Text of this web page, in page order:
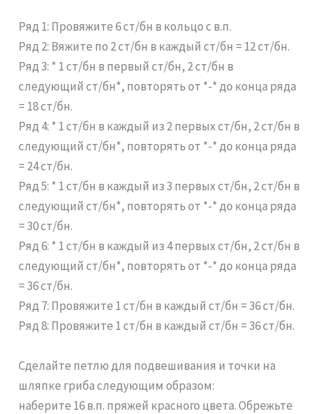
Ряд 1: Провяжите 6 ст/бн в кольцо с в.п.
Ряд 2: Вяжите по 2 ст/бн в каждый ст/бн = 12 ст/бн.
Ряд 3: * 1 ст/бн в первый ст/бн, 2 ст/бн в
следующий ст/бн*, повторять от *-* до конца ряда
= 18 ст/бн.
Ряд 4: * 1 ст/бн в каждый из 2 первых ст/бн, 2 ст/бн в
следующий ст/бн*, повторять от *-* до конца ряда
= 24 ст/бн.
Ряд 5: * 1 ст/бн в каждый из 3 первых ст/бн, 2 ст/бн в
следующий ст/бн*, повторять от *-* до конца ряда
= 30 ст/бн.
Ряд 6: * 1 ст/бн в каждый из 4 первых ст/бн, 2 ст/бн в
следующий ст/бн*, повторять от *-* до конца ряда
= 36 ст/бн.
Ряд 7: Провяжите 1 ст/бн в каждый ст/бн = 36 ст/бн.
Ряд 8: Провяжите 1 ст/бн в каждый ст/бн = 36 ст/бн.
Сделайте петлю для подвешивания и точки на
шляпке гриба следующим образом:
наберите 16 в.п. пряжей красного цвета. Обрежьте